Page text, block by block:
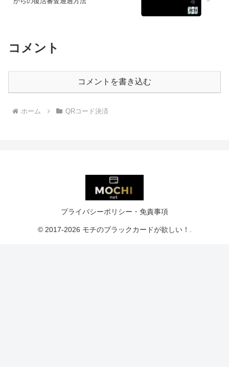
コメント
コメントを書き込む
ホーム QRコード決済
プライバシーポリシー・免責事項
© 2017-2026 モチのブラックカードが欲しい！.